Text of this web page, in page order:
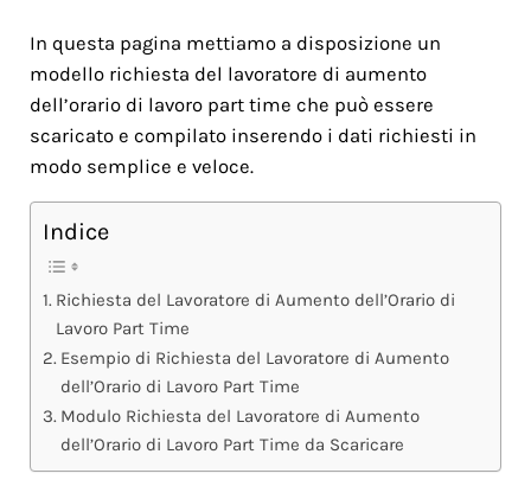
In questa pagina mettiamo a disposizione un
modello richiesta del lavoratore di aumento
dell’orario di lavoro part time che può essere
scaricato e compilato inserendo i dati richiesti in
modo semplice e veloce.
Indice
Richiesta del Lavoratore di Aumento dell’Orario di
Lavoro Part Time
Esempio di Richiesta del Lavoratore di Aumento
dell’Orario di Lavoro Part Time
Modulo Richiesta del Lavoratore di Aumento
dell’Orario di Lavoro Part Time da Scaricare